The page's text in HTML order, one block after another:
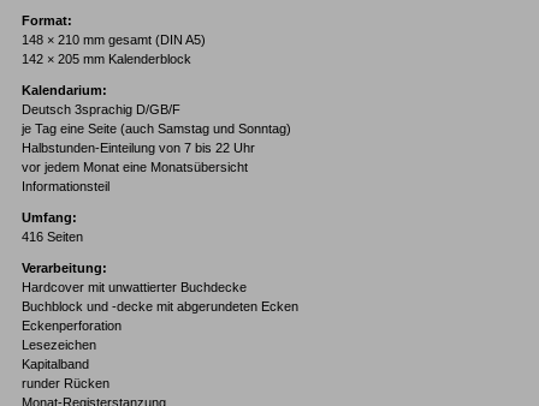
Format:
148 × 210 mm gesamt (DIN A5)
142 × 205 mm Kalenderblock
Kalendarium:
Deutsch 3sprachig D/GB/F
je Tag eine Seite (auch Samstag und Sonntag)
Halbstunden-Einteilung von 7 bis 22 Uhr
vor jedem Monat eine Monatsübersicht
Informationsteil
Umfang:
416 Seiten
Verarbeitung:
Hardcover mit unwattierter Buchdecke
Buchblock und -decke mit abgerundeten Ecken
Eckenperforation
Lesezeichen
Kapitalband
runder Rücken
Monat-Registerstanzung